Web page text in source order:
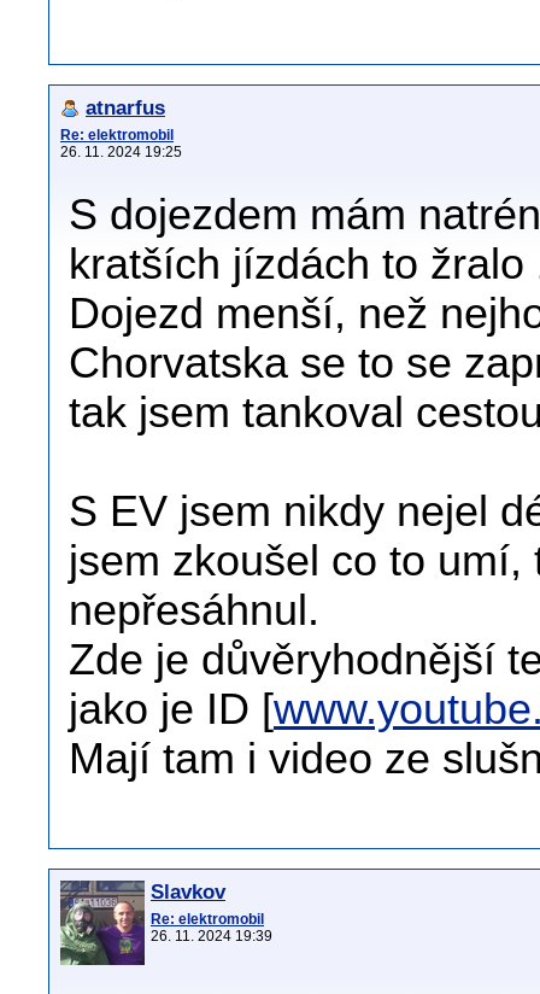
atnarfus
Re: elektromobil
26. 11. 2024 19:25
S dojezdem mám
kratších jízdách to
Dojezd menší, než
Chorvatska se to se
tak jsem tankoval
S EV jsem nikdy nejel
jsem zkoušel co to
nepřesáhnul.
Zde je důvěryhodnější
jako je ID [
Mají tam i video ze
Slavkov
Re: elektromobil
26. 11. 2024 19:39